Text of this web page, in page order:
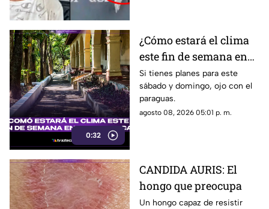
0:32
¿Cómo estará el clima
este fin de semana en
Cuernavaca?
Si tienes planes para este
sábado y domingo, ojo con el
paraguas.
agosto 08, 2026 05:01 p. m.
CANDIDA AURIS: El
hongo que preocupa
Un hongo capaz de resistir